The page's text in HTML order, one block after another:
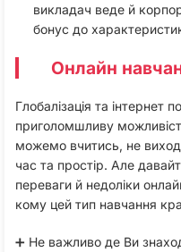
викладач веде й
бонус до
Онлайн
Глобалізація та інтернет
приголомшливу
можемо вчитись, не
час та простір. Але
переваги й недоліки
кому цей тип навчання
➕ Не важливо де Ви